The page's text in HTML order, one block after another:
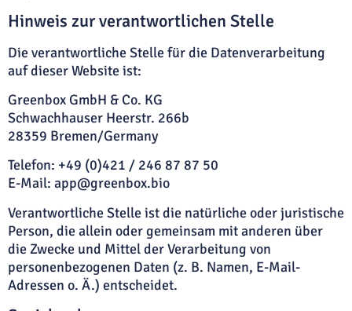
Hinweis zur verantwortlichen Stelle
Die verantwortliche Stelle für die Datenverarbeitung
auf dieser Website ist:
Greenbox GmbH & Co. KG
Schwachhauser Heerstr. 266b
28359 Bremen/Germany
Telefon: +49 (0)421 / 246 87 87 50
E-Mail: app@greenbox.bio
Verantwortliche Stelle ist die natürliche oder juristische
Person, die allein oder gemeinsam mit anderen über
die Zwecke und Mittel der Verarbeitung von
personenbezogenen Daten (z. B. Namen, E-Mail-
Adressen o. Ä.) entscheidet.